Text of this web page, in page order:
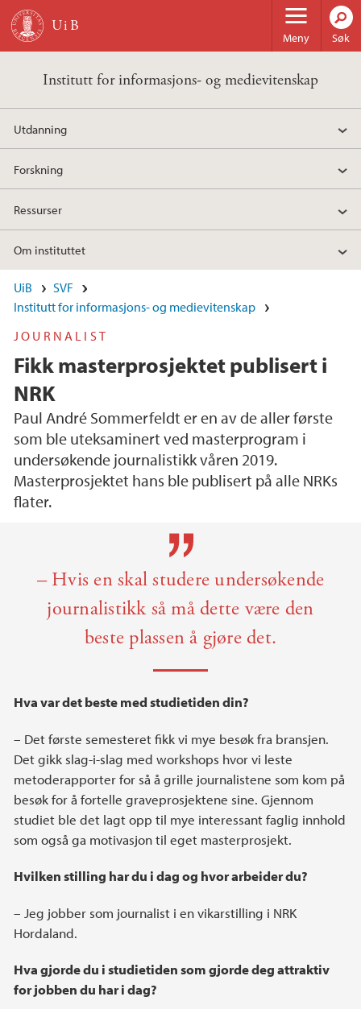
Hopp til hovedinnhold
Meny Søk
Institutt for informasjons- og medievitenskap
Utdanning
Forskning
Ressurser
Om instituttet
UiB
SVF
Institutt for informasjons- og medievitenskap
JOURNALIST
Fikk masterprosjektet publisert i
NRK
Paul André Sommerfeldt er en av de aller første
som ble uteksaminert ved masterprogram i
undersøkende journalistikk våren 2019.
Masterprosjektet hans ble publisert på alle NRKs
flater.
– Hvis en skal studere undersøkende
journalistikk så må dette være den
beste plassen å gjøre det.
Hva var det beste med studietiden din?
– Det første semesteret fikk vi mye besøk fra bransjen.
Det gikk slag-i-slag med workshops hvor vi leste
metoderapporter for så å grille journalistene som kom på
besøk for å fortelle graveprosjektene sine. Gjennom
studiet ble det lagt opp til mye interessant faglig innhold
som også ga motivasjon til eget masterprosjekt.
Hvilken stilling har du i dag og hvor arbeider du?
– Jeg jobber som journalist i en vikarstilling i NRK
Hordaland.
Hva gjorde du i studietiden som gjorde deg attraktiv
for jobben du har i dag?